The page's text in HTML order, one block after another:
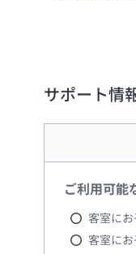
サポート情
ご利用可能
客室に
客室に